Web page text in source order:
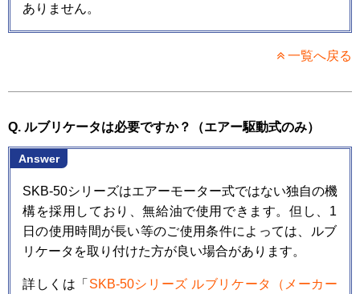
ありません。
一覧へ戻る
Q. ルブリケータは必要ですか？（エアー駆動式のみ）
Answer
SKB-50シリーズはエアーモーター式ではない独自の機
構を採用しており、無給油で使用できます。但し、1
日の使用時間が長い等のご使用条件によっては、ルブ
リケータを取り付けた方が良い場合があります。
詳しくは「 SKB-50シリーズ ルブリケータ（メーカー